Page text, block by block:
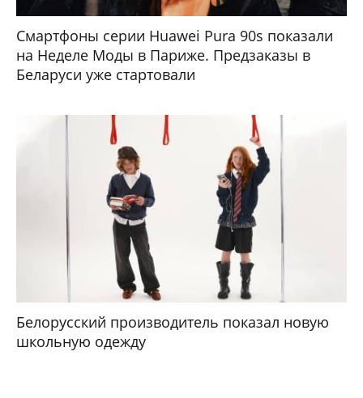
Смартфоны серии Huawei Pura 90s показали
на Неделе Моды в Париже. Предзаказы в
Беларуси уже стартовали
Белорусский производитель показал новую
школьную одежду